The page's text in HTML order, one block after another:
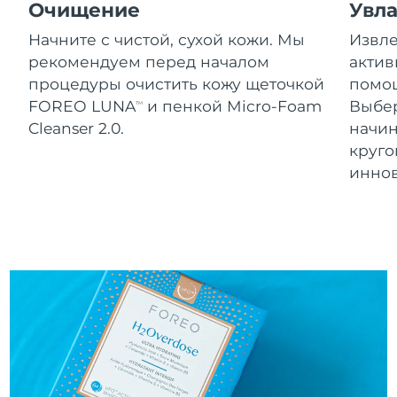
Очищение
Начните с чистой, сухой кожи. Мы
рекомендуем перед началом
процедуры очистить кожу щеточкой
FOREO LUNATM
и пенкой Micro-Foam
Cleanser 2.0.
09/08/2026
Словения
Ожидаемая дата доставки
09/08/2026
Южно-Африканская
Республика
Ожидаемая дата доставки
Ожидаемая дата доставки
11/08/2026
Швеция
Швейцария
Ожидаемая дата доставки
Тайвань
Ожидаемая дата доставки